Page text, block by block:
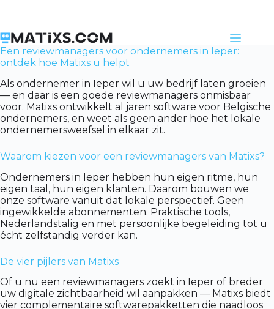
Een reviewmanagers voor ondernemers in Ieper:
ontdek hoe Matixs u helpt
Als ondernemer in Ieper wil u uw bedrijf laten groeien
— en daar is een goede reviewmanagers onmisbaar
voor. Matixs ontwikkelt al jaren software voor Belgische
ondernemers, en weet als geen ander hoe het lokale
ondernemersweefsel in elkaar zit.
Waarom kiezen voor een reviewmanagers van Matixs?
Ondernemers in Ieper hebben hun eigen ritme, hun
eigen taal, hun eigen klanten. Daarom bouwen we
onze software vanuit dat lokale perspectief. Geen
ingewikkelde abonnementen. Praktische tools,
Nederlandstalig en met persoonlijke begeleiding tot u
écht zelfstandig verder kan.
De vier pijlers van Matixs
Of u nu een reviewmanagers zoekt in Ieper of breder
uw digitale zichtbaarheid wil aanpakken — Matixs biedt
vier complementaire softwarepakketten die naadloos